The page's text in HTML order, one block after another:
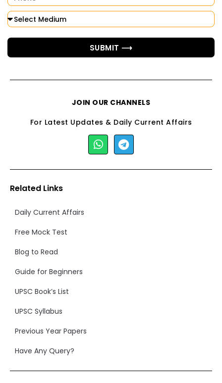
SUBMIT ⟶
JOIN OUR CHANNELS
For Latest Updates & Daily Current Affairs
Related Links
Daily Current Affairs
Free Mock Test
Blog to Read
Guide for Beginners
UPSC Book’s List
UPSC Syllabus
Previous Year Papers
Have Any Query?